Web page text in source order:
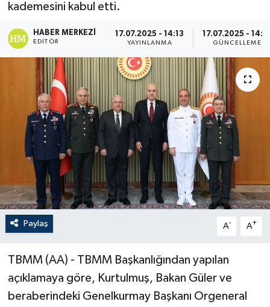
kademesini kabul etti.
HABER MERKEZI
EDITÖR
17.07.2025 - 14:13
YAYINLANMA
17.07.2025 -
GÜNCELLEME
Paylaş A- A+
TBMM (AA) - TBMM Başkanlığından yapılan
açıklamaya göre, Kurtulmuş, Bakan Güler ve
beraberindeki Genelkurmay Başkanı Orgeneral